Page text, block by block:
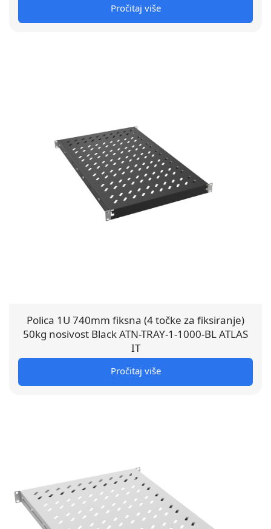
Pročitaj više
Polica 1U 740mm fiksna (4 točke za fiksiranje)
50kg nosivost Black ATN-TRAY-1-1000-BL ATLAS
IT
Pročitaj više